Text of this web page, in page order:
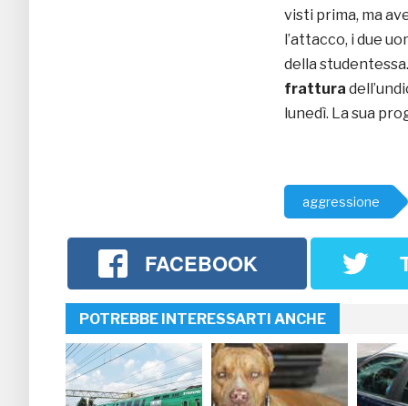
visti prima, ma
l’attacco, i due
della
frattura
lunedì. La sua
aggressione
FACEBOOK
POTREBBE INTERESSARTI ANCHE